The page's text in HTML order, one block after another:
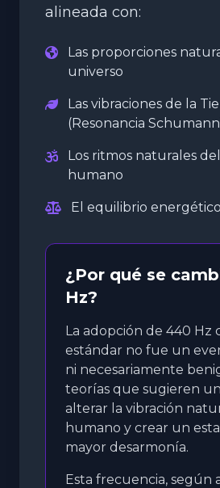
alineada con:
Las proporciones
universo
Las vibraciones de la
(Resonancia
Los ritmos naturales
humano
El equilibrio
¿Por qué se
Hz?
La adopción de 440 Hz
estándar no fue un
ni necesariamente
teorías que sugieren
alterar la vibración
humano y crear un
mayor desarmonía.
Esta frecuencia, según